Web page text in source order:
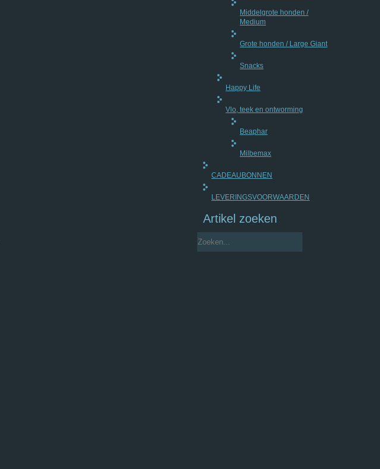
Middelgrote honden /
Medium
Grote honden / Large Giant
Snacks
Happy Life
Vlo, teek en ontworming
Beaphar
Milbemax
CADEAUBONNEN
LEVERINGSVOORWAARDEN
Artikel zoeken